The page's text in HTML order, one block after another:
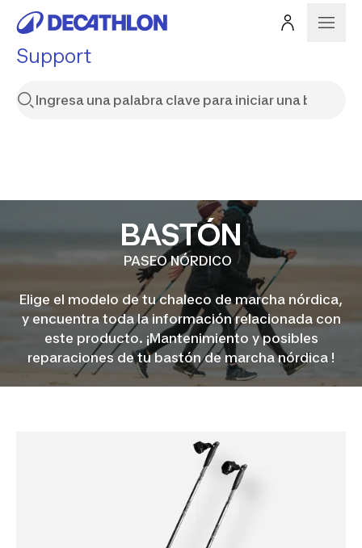
Support
BASTÓN
PASEO NÓRDICO
Elige el modelo de tu chaleco de marcha nórdica,
y encuentra toda la información relacionada con
este producto. ¡Mantenimiento y posibles
reparaciones de tu bastón de marcha nórdica !